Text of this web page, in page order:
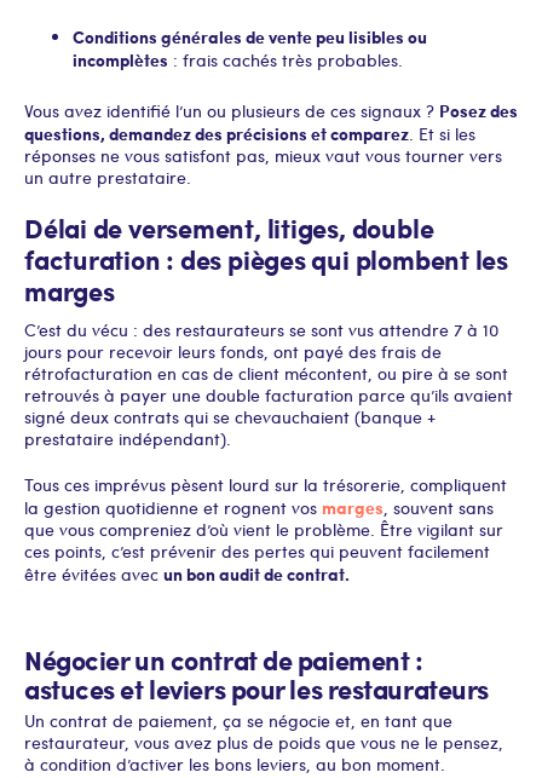
Conditions générales de vente peu lisibles ou
incomplètes : frais cachés très probables.
Vous avez identifié l’un ou plusieurs de ces signaux ? Posez des
questions, demandez des précisions et comparez. Et si les
réponses ne vous satisfont pas, mieux vaut vous tourner vers
un autre prestataire.
Délai de versement, litiges, double
facturation : des pièges qui plombent les
marges
C’est du vécu : des restaurateurs se sont vus attendre 7 à 10
jours pour recevoir leurs fonds, ont payé des frais de
rétrofacturation en cas de client mécontent, ou pire à se sont
retrouvés à payer une double facturation parce qu’ils avaient
signé deux contrats qui se chevauchaient (banque +
prestataire indépendant).
Tous ces imprévus pèsent lourd sur la trésorerie, compliquent
la gestion quotidienne et rognent vos marges, souvent sans
que vous compreniez d’où vient le problème. Être vigilant sur
ces points, c’est prévenir des pertes qui peuvent facilement
être évitées avec un bon audit de contrat.
Négocier un contrat de paiement :
astuces et leviers pour les restaurateurs
Un contrat de paiement, ça se négocie et, en tant que
restaurateur, vous avez plus de poids que vous ne le pensez,
à condition d’activer les bons leviers, au bon moment.